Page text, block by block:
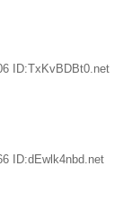
ID:TxKvBDBt0.net
ID:dEwlk4nbd.net